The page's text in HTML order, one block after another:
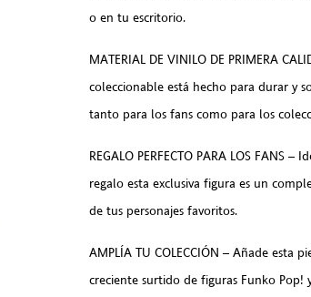
o en tu escritorio.
MATERIAL DE VINILO DE PRIMERA
coleccionable está hecho para durar y
tanto para los fans como para los
REGALO PERFECTO PARA LOS FANS
regalo esta exclusiva figura es un
de tus personajes favoritos.
AMPLÍA TU COLECCIÓN – Añade esta
creciente surtido de figuras Funko Pop!